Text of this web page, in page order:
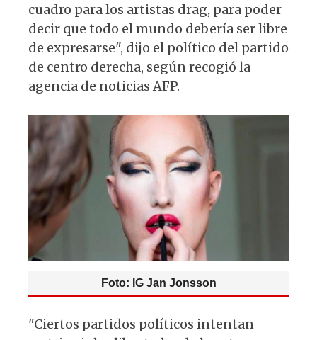
cuadro para los artistas drag, para poder
decir que todo el mundo debería ser libre
de expresarse", dijo el político del partido
de centro derecha, según recogió la
agencia de noticias AFP.
Foto: IG Jan Jonsson
"Ciertos partidos políticos intentan